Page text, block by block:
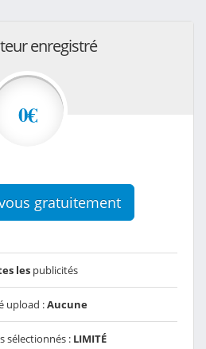
enregistré
0€
gratuitement
les publicités
upload :Aucune
sélectionnés : LIMITÉ